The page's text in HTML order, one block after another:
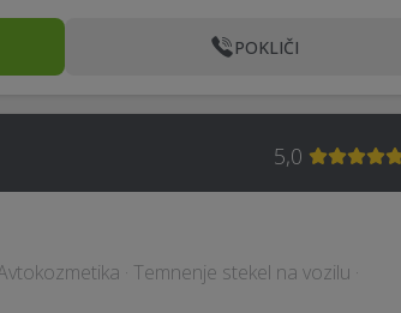
POKLIČI
5,0
· Temnenje stekel na vozilu ·